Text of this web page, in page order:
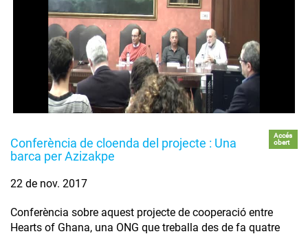
Conferència de cloenda del projecte : Una
barca per Azizakpe
Accés
obert
22 de nov. 2017
Conferència sobre aquest projecte de cooperació entre
Hearts of Ghana, una ONG que treballa des de fa quatre